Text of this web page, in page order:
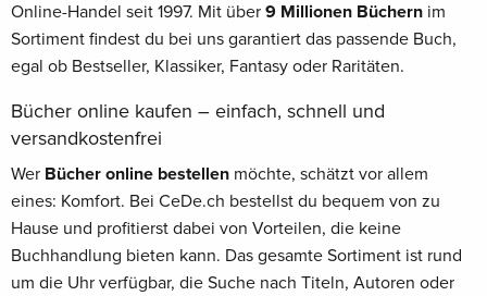
Online-Handel seit 1997. Mit über 9 Millionen Büchern im
Sortiment findest du bei uns garantiert das passende Buch,
egal ob Bestseller, Klassiker, Fantasy oder Raritäten.
Bücher online kaufen – einfach, schnell und
versandkostenfrei
Wer Bücher online bestellen möchte, schätzt vor allem
eines: Komfort. Bei CeDe.ch bestellst du bequem von zu
Hause und profitierst dabei von Vorteilen, die keine
Buchhandlung bieten kann. Das gesamte Sortiment ist rund
um die Uhr verfügbar, die Suche nach Titeln, Autoren oder